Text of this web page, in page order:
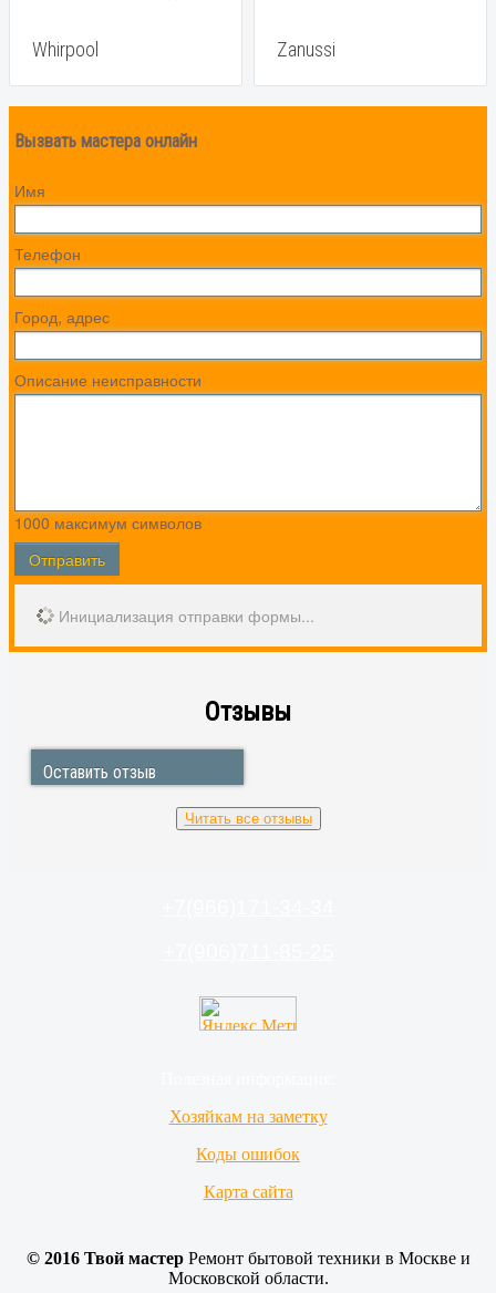
Whirpool Zanussi
Вызвать мастера онлайн
Имя
Телефон
Город, адрес
Описание неисправности
1000 максимум символов
Отправить
Инициализация отправки формы...
Отзывы
Елена Реутов
odlesnykh-elena@mail.ru
Мы знакомы со Святославом уже несколько лет.
Переехали в новую квартиру с другой техникой и
также вызываем Святослава, когда у нас случаются
Оставить отзыв
Читать все отзывы
Хозяйкам на заметку
Коды ошибок
Карта сайта
© 2016 Твой мастерРемонт бытовой техники в Москве и
Московской области.